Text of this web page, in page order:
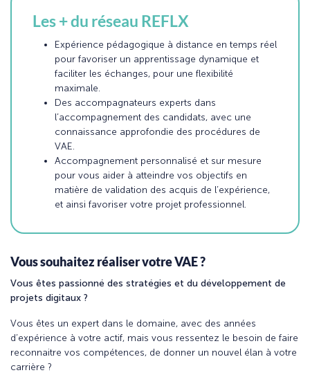
Les + du réseau REFLX
Expérience pédagogique à distance en temps réel
pour favoriser un apprentissage dynamique et
faciliter les échanges, pour une flexibilité
maximale.
Des accompagnateurs experts dans
l’accompagnement des candidats, avec une
connaissance approfondie des procédures de
VAE.
Accompagnement personnalisé et sur mesure
pour vous aider à atteindre vos objectifs en
matière de validation des acquis de l’expérience,
et ainsi favoriser votre projet professionnel.
Vous souhaitez réaliser votre VAE ?
Vous êtes passionné des stratégies et du développement de
projets digitaux ?
Vous êtes un expert dans le domaine, avec des années
d’expérience à votre actif, mais vous ressentez le besoin de faire
reconnaitre vos compétences, de donner un nouvel élan à votre
carrière ?